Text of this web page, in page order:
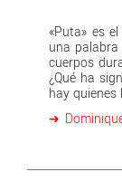
«Puta» es
una
cuerpos
¿Qué ha
hay
la lengua